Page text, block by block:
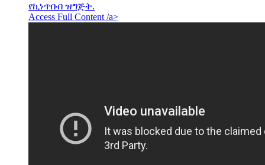
የኪነጥበብ ዝግጅት.
Access Full Content /a>